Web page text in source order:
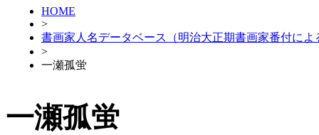
HOME
>
書画家人名データベース（明治大正期書画家番付によ
>
一瀬孤蛍
一瀬孤蛍